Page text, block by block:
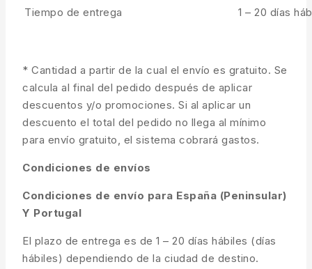
Tiempo de entrega
1 – 20 días
* Cantidad a partir de la cual el envío es gratuito. Se
calcula al final del pedido después de aplicar
descuentos y/o promociones. Si al aplicar un
descuento el total del pedido no llega al mínimo
para envío gratuito, el sistema cobrará gastos.
Condiciones de envíos
Condiciones de envío para España (Peninsular)
Y Portugal
El plazo de entrega es de 1 – 20 días hábiles (días
hábiles) dependiendo de la ciudad de destino.